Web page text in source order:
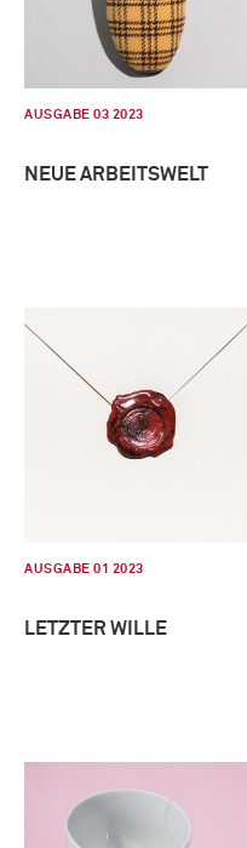
AUSGABE 03 2023
NEUE ARBEITSWELT
AUSGABE 01 2023
LETZTER WILLE